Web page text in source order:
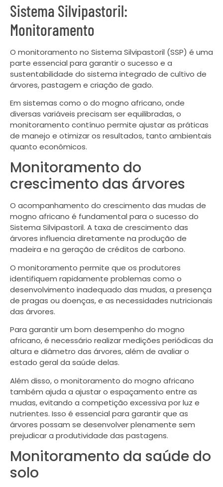
Sistema Silvipastoril:
Monitoramento
O monitoramento no Sistema Silvipastoril (SSP) é uma
parte essencial para garantir o sucesso e a
sustentabilidade do sistema integrado de cultivo de
árvores, pastagem e criação de gado.
Em sistemas como o do mogno africano, onde
diversas variáveis precisam ser equilibradas, o
monitoramento contínuo permite ajustar as práticas
de manejo e otimizar os resultados, tanto ambientais
quanto econômicos.
Monitoramento do
crescimento das árvores
O acompanhamento do crescimento das mudas de
mogno africano é fundamental para o sucesso do
Sistema Silvipastoril. A taxa de crescimento das
árvores influencia diretamente na produção de
madeira e na geração de créditos de carbono.
O monitoramento permite que os produtores
identifiquem rapidamente problemas como o
desenvolvimento inadequado das mudas, a presença
de pragas ou doenças, e as necessidades nutricionais
das árvores.
Para garantir um bom desempenho do mogno
africano, é necessário realizar medições periódicas da
altura e diâmetro das árvores, além de avaliar o
estado geral da saúde delas.
Além disso, o monitoramento do mogno africano
também ajuda a ajustar o espaçamento entre as
mudas, evitando a competição excessiva por luz e
nutrientes. Isso é essencial para garantir que as
árvores possam se desenvolver plenamente sem
prejudicar a produtividade das pastagens.
Monitoramento da saúde do
solo